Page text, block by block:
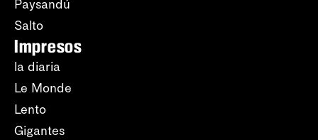
Paysandú
Salto
Impresos
la diaria
Le Monde
Lento
Gigantes